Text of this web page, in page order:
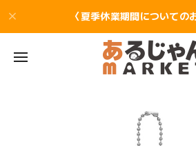
〈夏季休業期間についての